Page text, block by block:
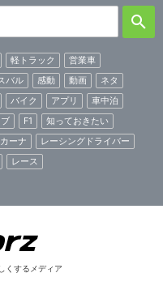
軽トラック
営業車
バル 感動 動画
ネタ
バイク アプリ
車中泊
F1
知っておきたい
ーナ
レーシングドライバー
レース
くするメディア